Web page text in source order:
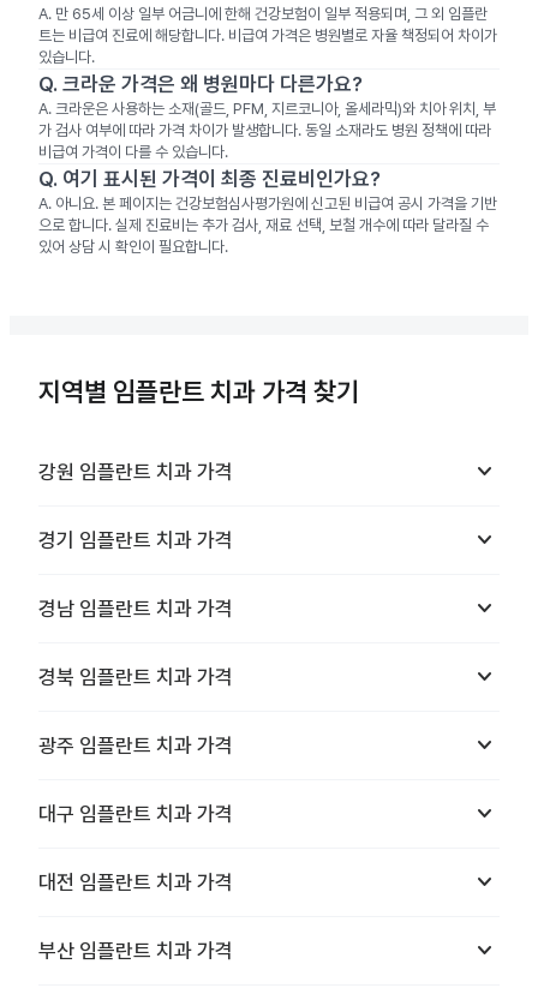
A. 만 65세 이상 일부 어금니에 한해 건강보험이 일부 적용되며, 그 외 임플란
트는 비급여 진료에 해당합니다. 비급여 가격은 병원별로 자율 책정되어 차이가
있습니다.
Q. 크라운 가격은 왜 병원마다 다른가요?
A. 크라운은 사용하는 소재(골드, PFM, 지르코니아, 올세라믹)와 치아 위치, 부
가 검사 여부에 따라 가격 차이가 발생합니다. 동일 소재라도 병원 정책에 따라
비급여 가격이 다를 수 있습니다.
Q. 여기 표시된 가격이 최종 진료비인가요?
A. 아니요. 본 페이지는 건강보험심사평가원에 신고된 비급여 공시 가격을 기반
으로 합니다. 실제 진료비는 추가 검사, 재료 선택, 보철 개수에 따라 달라질 수
있어 상담 시 확인이 필요합니다.
지역별 임플란트 치과 가격 찾기
강원 임플란트 치과 가격 keyboard_arrow_down
경기 임플란트 치과 가격 keyboard_arrow_down
경남 임플란트 치과 가격 keyboard_arrow_down
경북 임플란트 치과 가격 keyboard_arrow_down
광주 임플란트 치과 가격 keyboard_arrow_down
대구 임플란트 치과 가격 keyboard_arrow_down
대전 임플란트 치과 가격 keyboard_arrow_down
부산 임플란트 치과 가격 keyboard_arrow_down